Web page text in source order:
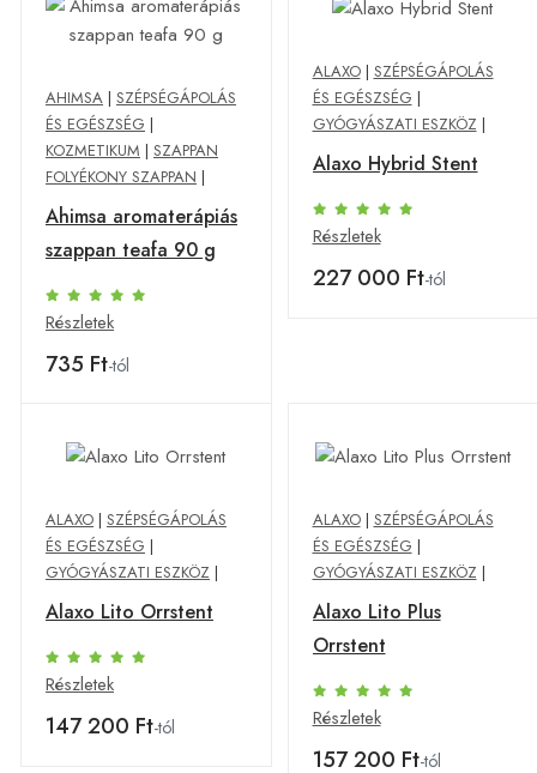
AHIMSA | SZÉPSÉGÁPOLÁS
ÉS EGÉSZSÉG |
KOZMETIKUM | SZAPPAN
FOLYÉKONY SZAPPAN |
Ahimsa aromaterápiás
szappan teafa 90 g
Részletek
735 Ft-tól
ALAXO| SZÉPSÉGÁPOLÁS
ÉS EGÉSZSÉG |
GYÓGYÁSZATI ESZKÖZ |
Alaxo Hybrid Stent
Részletek
227 000 Ft-tól
ALAXO | SZÉPSÉGÁPOLÁS
ÉS EGÉSZSÉG |
GYÓGYÁSZATI ESZKÖZ |
Alaxo Lito Orrstent
Részletek
147 200 Ft-tól
ALAXO| SZÉPSÉGÁPOLÁS
ÉS EGÉSZSÉG |
GYÓGYÁSZATI ESZKÖZ |
Alaxo Lito Plus
Orrstent
Részletek
157 200 Ft-tól